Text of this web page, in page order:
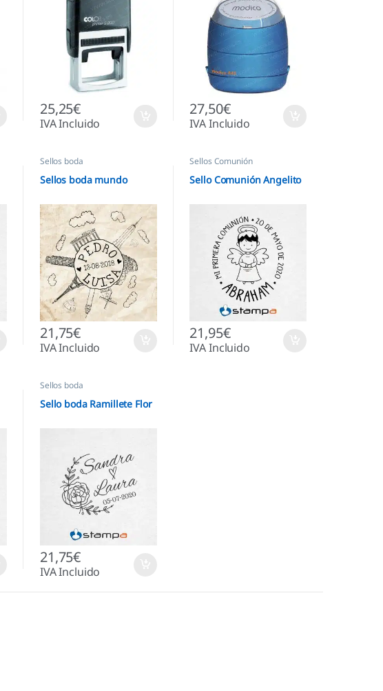
25,25€
IVA Incluido
27,50€
IVA Incluido
Sellos boda
Sellos boda mundo
21,75€
IVA Incluido
Sellos Comunión
Sello Comunión Angelito
21,95€
IVA Incluido
Sellos boda
Sello boda Ramillete Flor
21,75€
IVA Incluido